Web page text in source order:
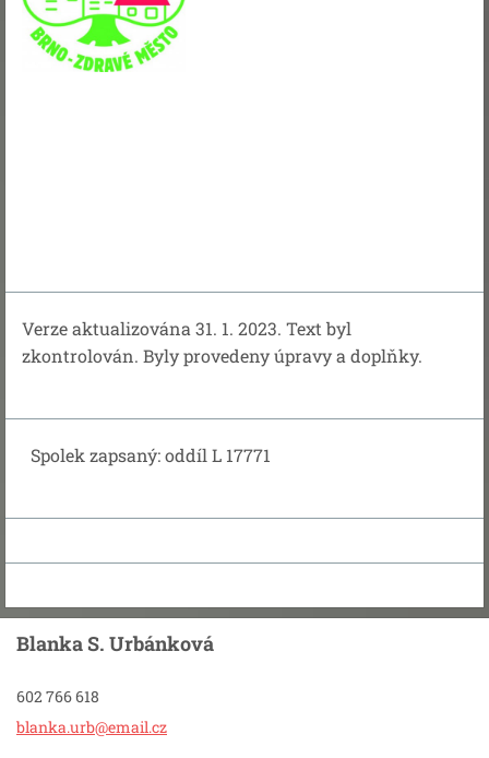
Verze aktualizována 31. 1. 2023. Text byl
zkontrolován. Byly provedeny úpravy a doplňky.
Spolek zapsaný: oddíl L 17771
Blanka S. Urbánková
602 766 618
blanka.urb@email.cz